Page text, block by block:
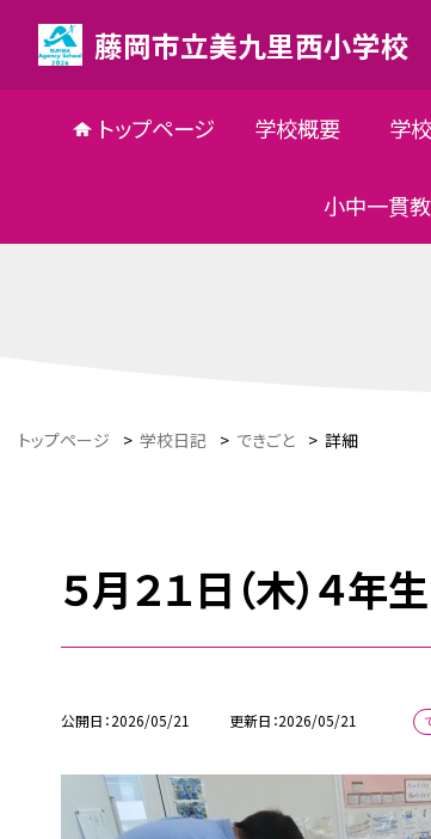
藤岡市立美九里西小学校
トップページ 学校概要 学
小中一貫
トップページ > 学校日記 > できごと > 詳細
５月２１日（木）４
公開日 2026/05/21 更新日 2026/05/21